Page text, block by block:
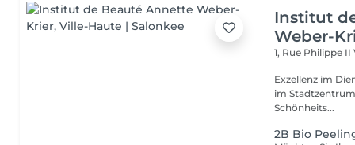
Institut
Weber-
1, Rue Philippe II
Exzellenz im Dienst der
im
Schönheits...
2B Bio